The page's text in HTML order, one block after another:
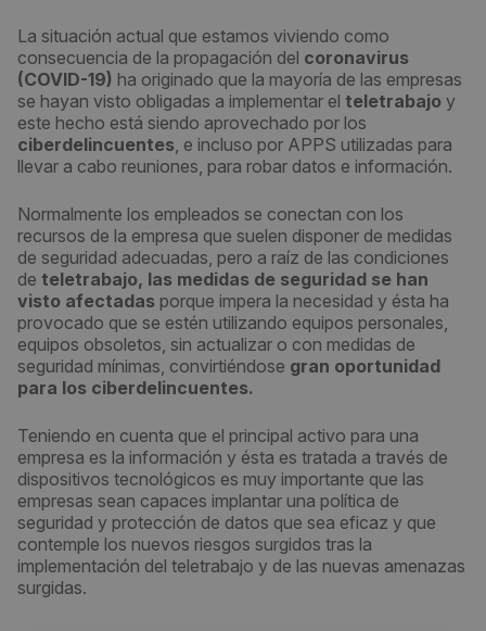
La situación actual que estamos viviendo como
consecuencia de la propagación del coronavirus
(COVID-19) ha originado que la mayoría de las empresas
se hayan visto obligadas a implementar el teletrabajo y
este hecho está siendo aprovechado por los
ciberdelincuentes, e incluso por APPS utilizadas para
llevar a cabo reuniones, para robar datos e información.
Normalmente los empleados se conectan con los
recursos de la empresa que suelen disponer de medidas
de seguridad adecuadas, pero a raíz de las condiciones
de teletrabajo, las medidas de seguridad se han
visto afectadas porque impera la necesidad y ésta ha
provocado que se estén utilizando equipos personales,
equipos obsoletos, sin actualizar o con medidas de
seguridad mínimas, convirtiéndose gran oportunidad
para los ciberdelincuentes.
Teniendo en cuenta que el principal activo para una
empresa es la información y ésta es tratada a través de
dispositivos tecnológicos es muy importante que las
empresas sean capaces implantar una política de
seguridad y protección de datos que sea eficaz y que
contemple los nuevos riesgos surgidos tras la
implementación del teletrabajo y de las nuevas amenazas
surgidas.